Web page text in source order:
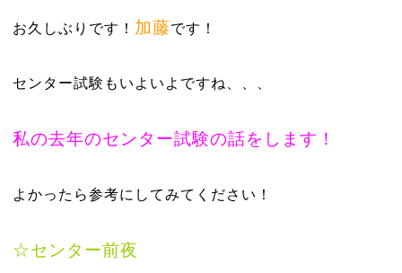
お久しぶりです！ 加藤です！
センター試験もいよいよですね、、、
私の去年のセンター試験の話をします！
よかったら参考にしてみてください！
☆センター前夜